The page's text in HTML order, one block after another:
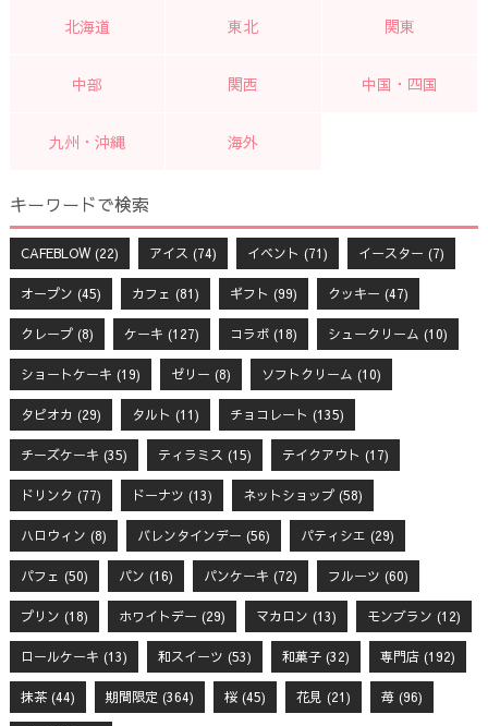
北海道 東北 関東
中部 関西 中国・四国
九州・沖縄 海外
キーワードで検索
CAFEBLOW(22) アイス (74) イベント (71) イースター (7)
オープン (45) カフェ (81) ギフト (99) クッキー (47)
クレープ(8) ケーキ (127) コラボ(18) シュークリーム (10)
ショートケーキ (19) ゼリー (8) ソフトクリーム (10)
タピオカ (29) タルト (11) チョコレート (135)
チーズケーキ (35) ティラミス (15) テイクアウト (17)
ドリンク (77) ドーナツ (13) ネットショップ(58)
ハロウィン (8) バレンタインデー (56) パティシエ (29)
パフェ (50) パン (16) パンケーキ (72) フルーツ (60)
プリン (18) ホワイトデー (29) マカロン (13) モンブラン (12)
ロールケーキ (13) 和スイーツ (53) 和菓子(32) 専門店(192)
抹茶(44) 期間限定 (364) 桜(45) 花見 (21) 苺(96)